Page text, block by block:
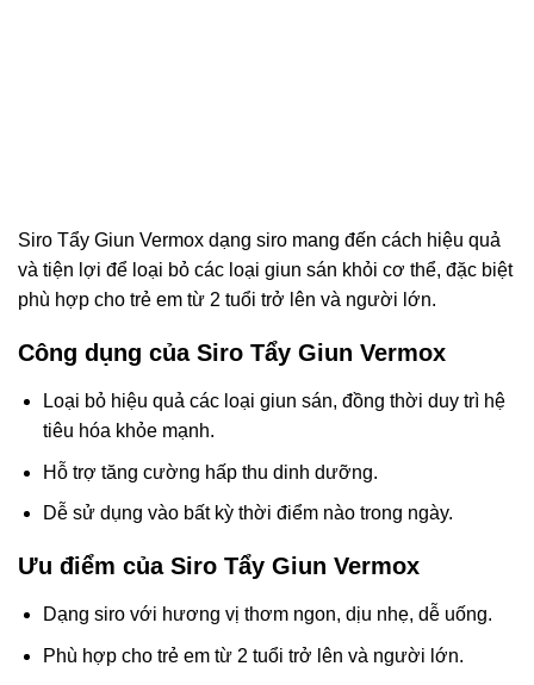
Siro Tẩy Giun Vermox dạng siro mang đến cách hiệu quả
và tiện lợi để loại bỏ các loại giun sán khỏi cơ thể, đặc biệt
phù hợp cho trẻ em từ 2 tuổi trở lên và người lớn.
Công dụng của Siro Tẩy Giun Vermox
Loại bỏ hiệu quả các loại giun sán, đồng thời duy trì hệ
tiêu hóa khỏe mạnh.
Hỗ trợ tăng cường hấp thu dinh dưỡng.
Dễ sử dụng vào bất kỳ thời điểm nào trong ngày.
Ưu điểm của Siro Tẩy Giun Vermox
Dạng siro với hương vị thơm ngon, dịu nhẹ, dễ uống.
Phù hợp cho trẻ em từ 2 tuổi trở lên và người lớn.